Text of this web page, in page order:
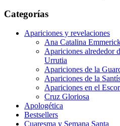
Categorías
Apariciones y revelaciones
Ana Catalina
Apariciones alrededor
Urrutia
Apariciones de la
Apariciones de la
Apariciones en el
Cruz Gloriosa
Apologética
Bestsellers
Cuaresma y Semana Santa